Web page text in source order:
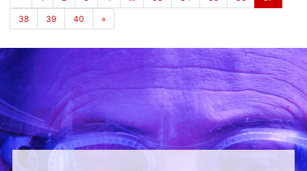
38 39 40 »